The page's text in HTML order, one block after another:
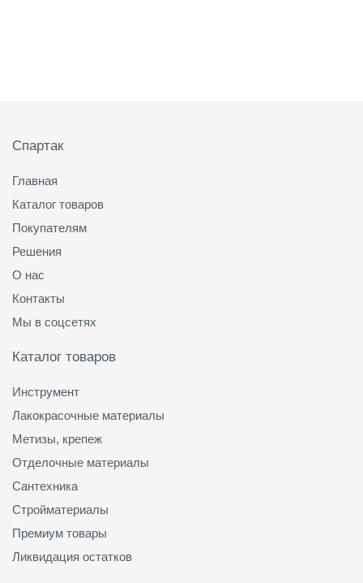
Спартак
Главная
Каталог товаров
Покупателям
Решения
О нас
Контакты
Мы в соцсетях
Каталог товаров
Инструмент
Лакокрасочные материалы
Метизы, крепеж
Отделочные материалы
Сантехника
Стройматериалы
Премиум товары
Ликвидация остатков